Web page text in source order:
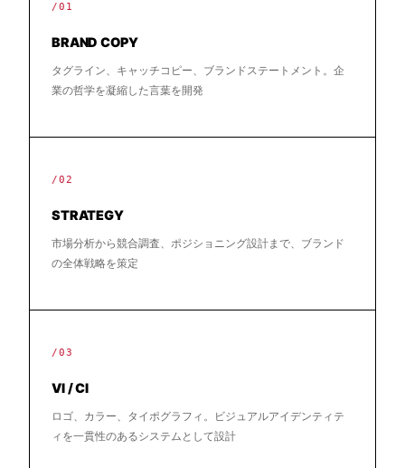
/01
BRAND COPY
タグライン、キャッチコピー、ブランドステートメント。企
業の哲学を凝縮した言葉を開発
/02
STRATEGY
市場分析から競合調査、ポジショニング設計まで、ブランド
の全体戦略を策定
/03
VI / CI
ロゴ、カラー、タイポグラフィ。ビジュアルアイデンティテ
ィを一貫性のあるシステムとして設計